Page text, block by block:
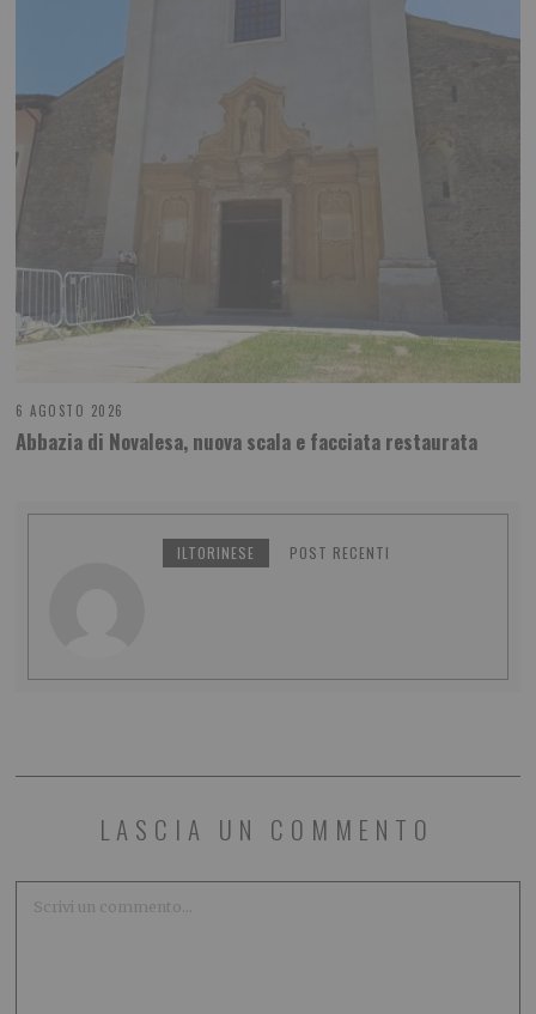
6 AGOSTO 2026
Abbazia di Novalesa, nuova scala e facciata restaurata
ILTORINESE POST RECENTI
LASCIA UN COMMENTO